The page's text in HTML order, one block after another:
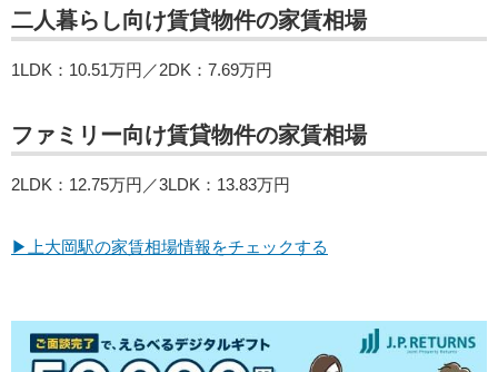
二人暮らし向け賃貸物件の家賃相場
1LDK：10.51万円／2DK：7.69万円
ファミリー向け賃貸物件の家賃相場
2LDK：12.75万円／3LDK：13.83万円
▶上大岡駅の家賃相場情報をチェックする